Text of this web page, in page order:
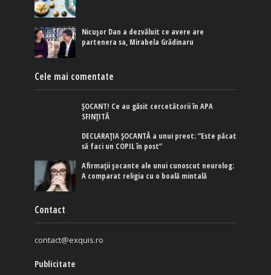
Nicușor Dan a dezvăluit ce avere are
partenera sa, Mirabela Grădinaru
Cele mai comentate
ȘOCANT! Ce au găsit cercetătorii în APA
SFINȚITĂ
DECLARAȚIA ȘOCANTĂ a unui preot: ”Este păcat
să faci un COPIL în post”
Afirmaţii şocante ale unui cunoscut neurolog:
A comparat religia cu o boală mintală
Contact
contact@exquis.ro
Publicitate